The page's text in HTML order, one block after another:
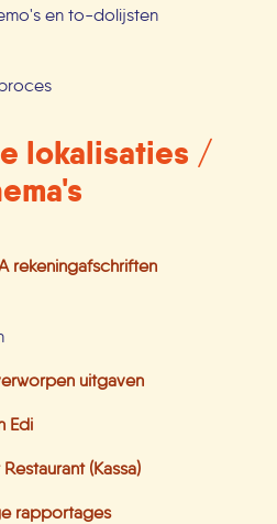
en to-dolijsten
lokalisaties /
rekeningafschriften
uitgaven
Edi
(Kassa)
rapportages